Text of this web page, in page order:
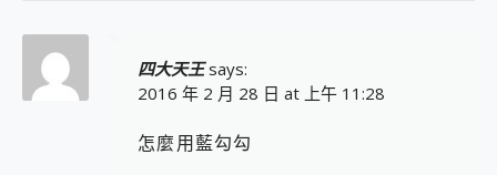
四大天王 says:
2016 年 2 月 28 日 at 上午 11:28
怎麼用藍勾勾